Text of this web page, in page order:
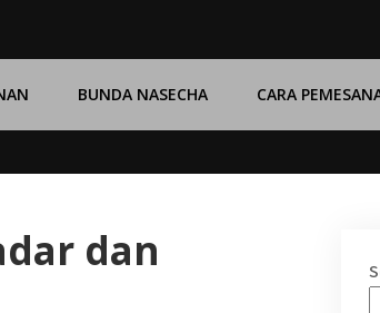
BUNDA NASECHA CARA
dan